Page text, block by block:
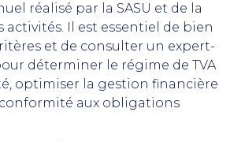
réalisé par la SASU et de la
activités. Il est essentiel de bien
et de consulter un expert-
déterminer le régime de TVA
optimiser la gestion financière
aux obligations